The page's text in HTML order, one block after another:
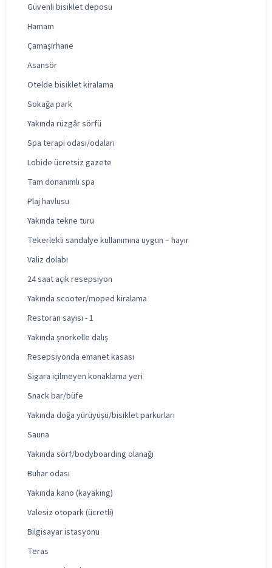
Güvenli bisiklet deposu
Hamam
Çamaşırhane
Asansör
Otelde bisiklet kiralama
Sokağa park
Yakında rüzgâr sörfü
Spa terapi odası/odaları
Lobide ücretsiz gazete
Tam donanımlı spa
Plaj havlusu
Yakında tekne turu
Tekerlekli sandalye kullanımına uygun – hayır
Valiz dolabı
24 saat açık resepsiyon
Yakında scooter/moped kiralama
Restoran sayısı - 1
Yakında şnorkelle dalış
Resepsiyonda emanet kasası
Sigara içilmeyen konaklama yeri
Snack bar/büfe
Yakında doğa yürüyüşü/bisiklet parkurları
Sauna
Yakında sörf/bodyboarding olanağı
Buhar odası
Yakında kano (kayaking)
Valesiz otopark (ücretli)
Bilgisayar istasyonu
Teras